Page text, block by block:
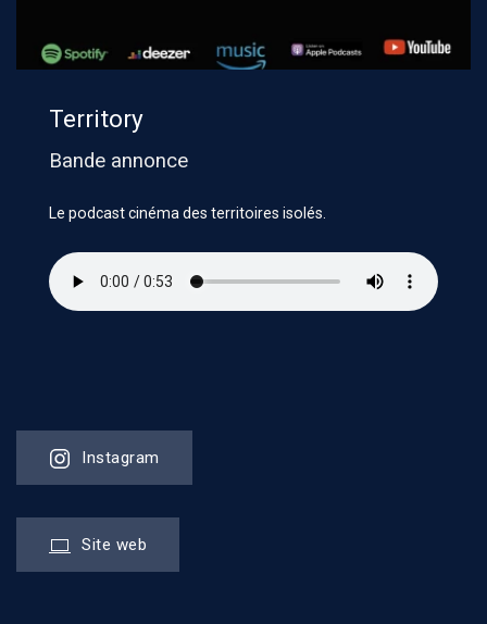
Territory
Bande annonce
Le podcast cinéma des territoires isolés.
Instagram
Site web